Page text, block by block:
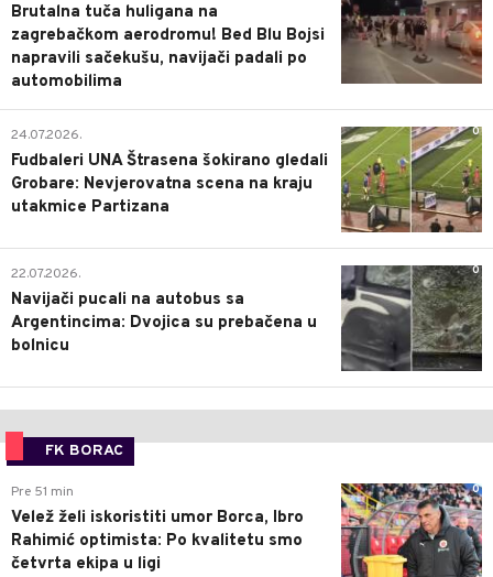
Brutalna tuča huligana na
zagrebačkom aerodromu! Bed Blu Bojsi
napravili sačekušu, navijači padali po
automobilima
0
24.07.2026.
Fudbaleri UNA Štrasena šokirano gledali
Grobare: Nevjerovatna scena na kraju
utakmice Partizana
0
22.07.2026.
Navijači pucali na autobus sa
Argentincima: Dvojica su prebačena u
bolnicu
FK BORAC
0
Pre 51 min
Velež želi iskoristiti umor Borca, Ibro
Rahimić optimista: Po kvalitetu smo
četvrta ekipa u ligi